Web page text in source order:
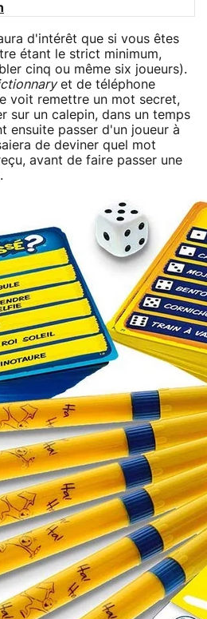
d'intérêt que si vous êtes
étant le strict minimum,
cinq ou même six joueurs).
et de téléphone
voit remettre un mot secret,
sur un calepin, dans un temps
ensuite passer d'un joueur à
de deviner quel mot
avant de faire passer une